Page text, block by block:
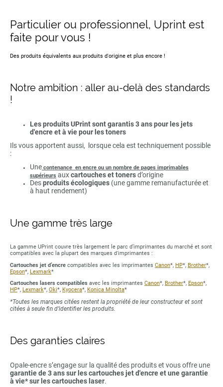
Particulier ou professionnel, Uprint est
faite pour vous !
Des produits équivalents aux produits d'origine et plus encore !
Notre ambition : aller au-delà des standards
!
Les produits UPrint sont garantis 3 ans pour les jets
d'encre et à vie pour les toners
Ils vous apportent aussi, lorsque cela est techniquement possible
:
Une contenance en encre ou un nombre de pages imprimables
supérieurs auxcartouches et tonersd’origine
Desproduits écologiques (une gamme remanufacturée et
à haut rendement)
Une gamme très large
La gamme UPrint couvre très largement le parc d’imprimantes du marché et sont
compatibles avec la plupart des marques d'imprimantes :
Cartouches jet d’encre compatibles avec les imprimantes Canon*, HP*, Brother*,
Epson*, Lexmark*
Cartouches lasers compatibles avec les imprimantes Canon*, Brother*, Epson*,
HP*, Lexmark*, Oki*, Kyocera*, Konica Minolta*
*Toutes les marques citées restent la propriété de leur constructeur et sont
citées à seule fin d’identifier les produits.
Des garanties claires
Opale-encre s’engage sur la qualité des produits et vous offre une
garantie de 3 ans sur les cartouches jet d'encre et une garantie
à vie* sur les cartouches laser.